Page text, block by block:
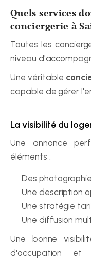
Quels services
conciergerie à
Toutes les
niveau
Une véritable
capable de gérer
La visibilité du
Une annonce
éléments :
Des
Une description
Une stratégie
Une diffusion
Une bonne
d'occupation et